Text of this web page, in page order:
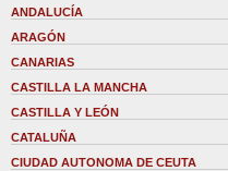
ANDALUCÍA
ARAGÓN
CANARIAS
CASTILLA LA MANCHA
CASTILLA Y LEÓN
CATALUÑA
CIUDAD AUTONOMA DE CEUTA